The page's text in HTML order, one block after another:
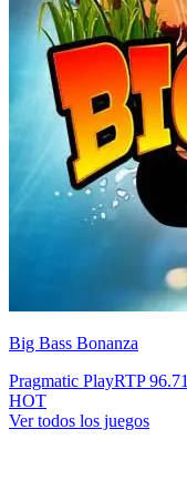
Big Bass Bonanza
Pragmatic PlayRTP96.71
HOT
Ver todos los juegos